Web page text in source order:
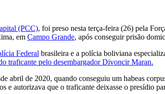
(PCC), foi preso nesta terça-feira (26) pela
em Campo Grande, após conseguir prisão
Federal brasileira e a polícia boliviana
traficante pelo desembargador Divoncir Maran.
abril de 2020, quando conseguiu um habeas
autorizava que o traficante deixasse o presídio